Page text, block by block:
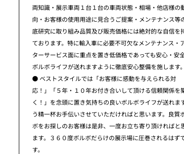
両知識・展示車両１台１台の車両状態・相場・他店様の
向・お客様の使用用途に見合うご提案・メンテナンス等
底研究に取り組み品質及び販売価格には絶対的な自信を
ております。特に輸入車に必要不可欠なメンテナンス・
ターサービス面に重点を置き低価格であっても安心・安
ボルボライフが送れますように徹底安心整備を施します。
● ベストスタイルでは「お客様に感動を与えられる対
応！」「５年・１０年お付き合いして頂ける信頼関係を
く！」を念頭に置き気持ちの良いボルボライフが送れま
う精一杯お手伝いさせていただければと思います。良質
ボをお探しのお客様は是非、一度お立ち寄り頂ければと
ます。３６０度ボルボだらけの展示場に圧巻されるはず
す。